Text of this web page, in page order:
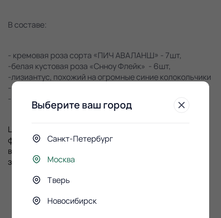
В составе:
- кремовая роза сорта «ПИЧ АВАЛАНШ» - 7шт,
-белая кустовая роза «Снноу Флейк» - 6шт,
-лизиантус, похожий на огромные синие колокольчики
- 5шт,
-пышная зелень: эвкалипт и салал.
Цветы упакованы в легкий ненавязчивый материал -
фетр. Бледно-фиолетовая ткань не отвлекает
внимания от красоты флористического шедевра. Она
зафиксирована техническими и атласной лентами.
Выберите ваш город
Санкт-Петербург
Москва
Тверь
Новосибирск